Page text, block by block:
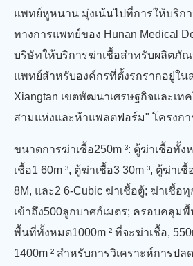
แพทย์หูหนาน มุ่งเน้นไปที่การให้บริก
ทางการแพทย์ของ Hunan Medical
บริษัทให้บริการฆ่าเชื้อสำหรับผลิตภั
แพทย์สำหรับองค์กรที่ตั้งรกรากอยู่ใน
Xiangtan เขตพัฒนาเศรษฐกิจและเท
สามแห่งและห้าแพลตฟอร์ม" โครงก
ขนาดการฆ่าเชื้อ250m ³: ตู้ฆ่าเชื้อทั้
เชื้อ1 60m ³, ตู้ฆ่าเชื้อ3 30m ³, ตู้ฆ่าเ
8M, และ2 6-Cubic ฆ่าเชื้อตู้; ฆ่าเชื้อ
เข้าถึง500ลูกบาศก์เมตร; ครอบคลุมพื้
พื้นที่ทั้งหมด1000m ² ที่จะฆ่าเชื้อ,
1400m ² สำหรับการวิเคราะห์การป